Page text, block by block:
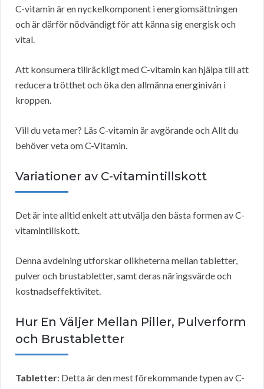
C-vitamin är en nyckelkomponent i energiomsättningen
och är därför nödvändigt för att känna sig energisk och
vital.
Att konsumera tillräckligt med C-vitamin kan hjälpa till att
reducera trötthet och öka den allmänna energinivån i
kroppen.
Vill du veta mer? Läs C-vitamin är avgörande och Allt du
behöver veta om C-Vitamin.
Variationer av C-vitamintillskott
Det är inte alltid enkelt att utvälja den bästa formen av C-
vitamintillskott.
Denna avdelning utforskar olikheterna mellan tabletter,
pulver och brustabletter, samt deras näringsvärde och
kostnadseffektivitet.
Hur En Väljer Mellan Piller, Pulverform
och Brustabletter
Tabletter: Detta är den mest förekommande typen av C-